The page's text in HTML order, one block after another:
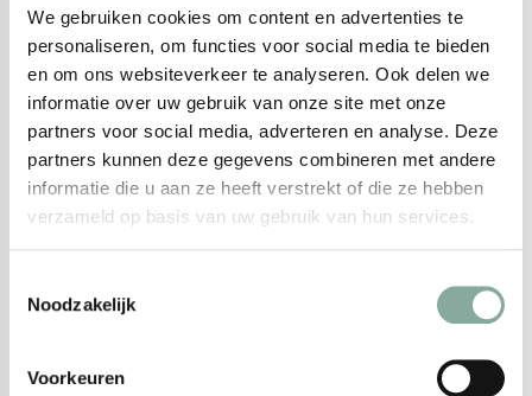
We gebruiken cookies om content en advertenties te
personaliseren, om functies voor social media te bieden
en om ons websiteverkeer te analyseren. Ook delen we
informatie over uw gebruik van onze site met onze
partners voor social media, adverteren en analyse. Deze
partners kunnen deze gegevens combineren met andere
informatie die u aan ze heeft verstrekt of die ze hebben
verzameld op basis van uw gebruik van hun services.
Noodzakelijk
Voorkeuren
carbon, zijn ze hittebestendig en antistatisch, wat zorgt voor een
soepele en efficiënte toepassing. De sterke grip houdt het haar
stevig op zijn plaats zonder het te beschadigen. Deze set bevat 3
klemmen, perfect voor gebruik in elke salon of bij thuisstyling.
Recent bekeken